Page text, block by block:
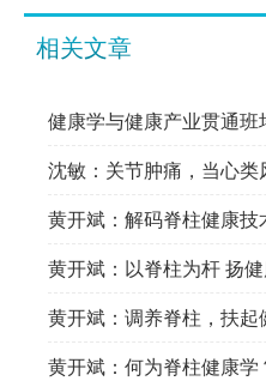
相关文章
健康学与健康产业贯通班
沈敏：关节肿痛，当心类
黄开斌：解码脊柱健康技
黄开斌：以脊柱为杆 扬
黄开斌：调养脊柱，扶起
黄开斌：何为脊柱健康学